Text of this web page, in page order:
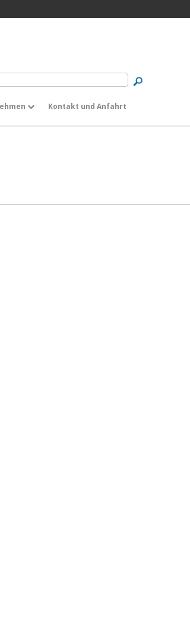
Kontakt und Anfahrt